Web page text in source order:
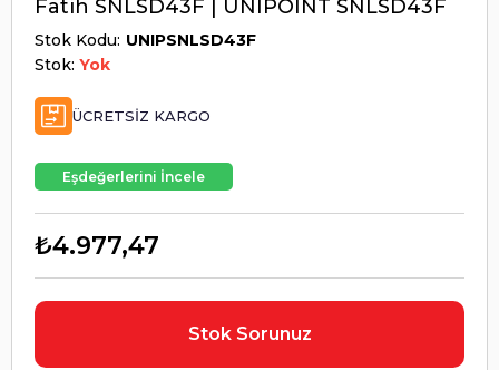
Fatih SNLSD43F | UNIPOINT SNLSD43F
Stok Kodu UNIPSNLSD43F
Stok: Yok
ÜCRETSIZ KARGO
Eşdeğerlerini İncele
₺4.977,47
Stok Sorunuz